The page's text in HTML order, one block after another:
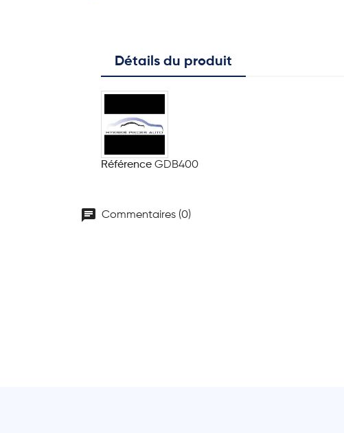
Détails du produit
Référence GDB400
chat Commentaires (0)